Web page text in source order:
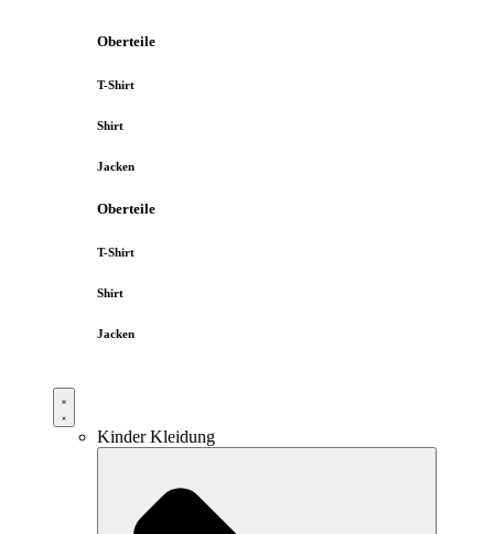
Oberteile
T-Shirt
Shirt
Jacken
Oberteile
T-Shirt
Shirt
Jacken
Kinder Kleidung